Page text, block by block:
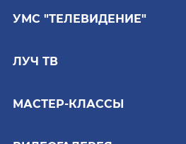
УМС "ТЕЛЕВИДЕНИЕ"
ЛУЧ ТВ
МАСТЕР-КЛАССЫ